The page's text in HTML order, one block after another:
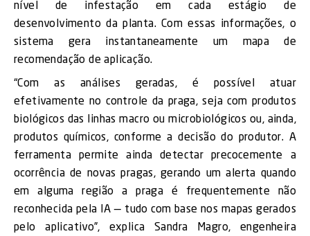
nível de infestação em cada estágio de
desenvolvimento da planta. Com essas informações, o
sistema gera instantaneamente um mapa de
recomendação de aplicação.
“Com as análises geradas, é possível atuar
efetivamente no controle da praga, seja com produtos
biológicos das linhas macro ou microbiológicos ou, ainda,
produtos químicos, conforme a decisão do produtor. A
ferramenta permite ainda detectar precocemente a
ocorrência de novas pragas, gerando um alerta quando
em alguma região a praga é frequentemente não
reconhecida pela IA — tudo com base nos mapas gerados
pelo aplicativo”, explica Sandra Magro, engenheira